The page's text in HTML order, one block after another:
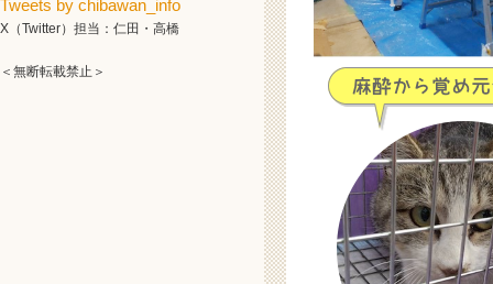
Tweets by chibawan_info
X（Twitter）担当：仁田・高橋
＜無断転載禁止＞